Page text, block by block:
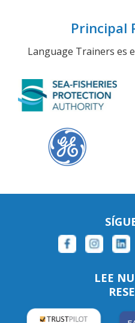
Principal
Language Trainers es
LEE